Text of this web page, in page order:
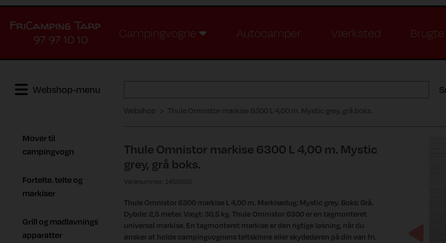
97 97 10 10
Campingvogne Autocamper Værksted
Webshop-menu
Webshop Thule Omnistor markise 6300 L 4,00 m. Mystic grey, grå boks.
Mover til
campingvogn
Fortelte. telte og
markiser
Grill og madlavnings
apparatter
Thule Omnistor markise 6300 L 4,00 m. Mystic
grey, grå boks.
Varenummer: 1459555
Thule Omnistor 6300 markise L 4,00 m. Markisedug: Mystic grey. Boks: Grå.
Dybde: 2,5 meter. Vægt: 30,5 kg. Thule Omnistor 6300 er en tagmonteret
universal markise. En tagmonteret markise er den rigtige løsning, når du
ønsker at holde campingvognens teltskinne eller skydedøren på din van fri.